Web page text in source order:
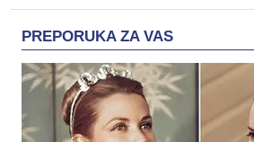
PREPORUKA ZA VAS